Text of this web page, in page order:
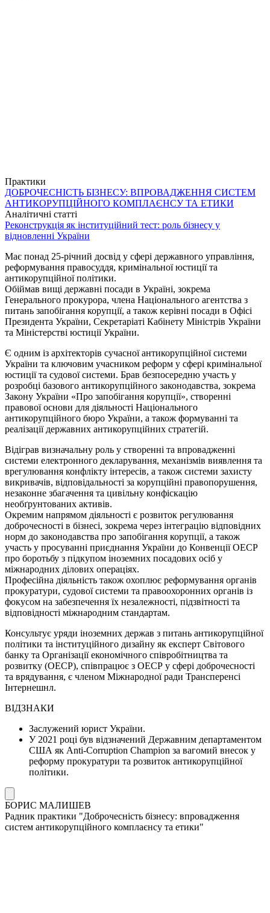
Практики
ДОБРОЧЕСНІСТЬ БІЗНЕСУ: ВПРОВАДЖЕННЯ СИСТЕМ
АНТИКОРУПЦІЙНОГО КОМПЛАЄНСУ ТА ЕТИКИ
Аналітичні статті
Реконструкція як інституційний тест: роль бізнесу у
відновленні України
Має понад 25-річний досвід у сфері державного управління,
реформування правосуддя, кримінальної юстиції та
антикорупційної політики.
Обіймав вищі державні посади в Україні, зокрема
Генерального прокурора, члена Національного агентства з
питань запобігання корупції, а також керівні посади в Офісі
Президента України, Секретаріаті Кабінету Міністрів України
та Міністерстві юстиції України.
Є одним із архітекторів сучасної антикорупційної системи
України та ключовим учасником реформ у сфері кримінальної
юстиції та судової системи. Брав безпосередню участь у
розробці базового антикорупційного законодавства, зокрема
Закону України «Про запобігання корупції», створенні
правової основи для діяльності Національного
антикорупційного бюро України, а також формуванні та
реалізації державних антикорупційних стратегій.
Відіграв визначальну роль у створенні та впровадженні
системи електронного декларування, механізмів виявлення та
врегулювання конфлікту інтересів, а також системи захисту
викривачів, відповідальності за корупційні правопорушення,
незаконне збагачення та цивільну конфіскацію
необґрунтованих активів.
Окремим напрямом діяльності є розвиток регулювання
доброчесності в бізнесі, зокрема через інтеграцію відповідних
норм до законодавства про запобігання корупції, а також
участь у просуванні приєднання України до Конвенції ОЕСР
про боротьбу з підкупом іноземних посадових осіб у
міжнародних ділових операціях.
Професійна діяльність також охоплює реформування органів
прокуратури, судової системи та правоохоронних органів із
фокусом на забезпечення їх незалежності, підзвітності та
відповідності міжнародним стандартам.
Консультує уряди іноземних держав з питань антикорупційної
політики та інституційного дизайну як експерт Світового
банку та Організації економічного співробітництва та
розвитку (ОЕСР), співпрацює з ОЕСР у сфері доброчесності
та врядування, є членом Міжнародної ради Трансперенсі
Інтернешнл.
ВІДЗНАКИ
Заслужений юрист України.
У 2021 році був відзначений Державним департаментом
США як Anti-Corruption Champion за вагомий внесок у
реформу прокуратури та розвиток антикорупційної
політики.
БОРИС МАЛИШЕВ
Радник практики "Доброчесність бізнесу: впровадження
систем антикорупційного комплаєнсу та етики"